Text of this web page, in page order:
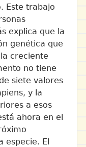
Este trabajo
explica que la
genética que
creciente
no tiene
siete valores
y la
a esos
ahora en el
especie. El